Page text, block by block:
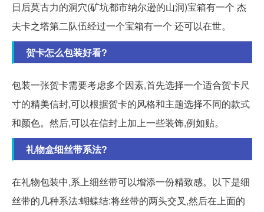
日后莫古力的洞穴(矿坑都市纳尔逊的山洞)宝箱有一个 杰
夫卡之塔第二队伍经过一个宝箱有一个 还可以在世。
贺卡怎么包装好看?
包装一张贺卡需要考虑多个因素,首先选择一个适合贺卡尺
寸的精美信封,可以根据贺卡的风格和主题选择不同的款式
和颜色。然后,可以在信封上加上一些装饰,例如贴。
礼物盒细丝带系法?
在礼物包装中,系上细丝带可以增添一份精致感。以下是细
丝带的几种系法:蝴蝶结:将丝带的两头交叉,然后在上面的